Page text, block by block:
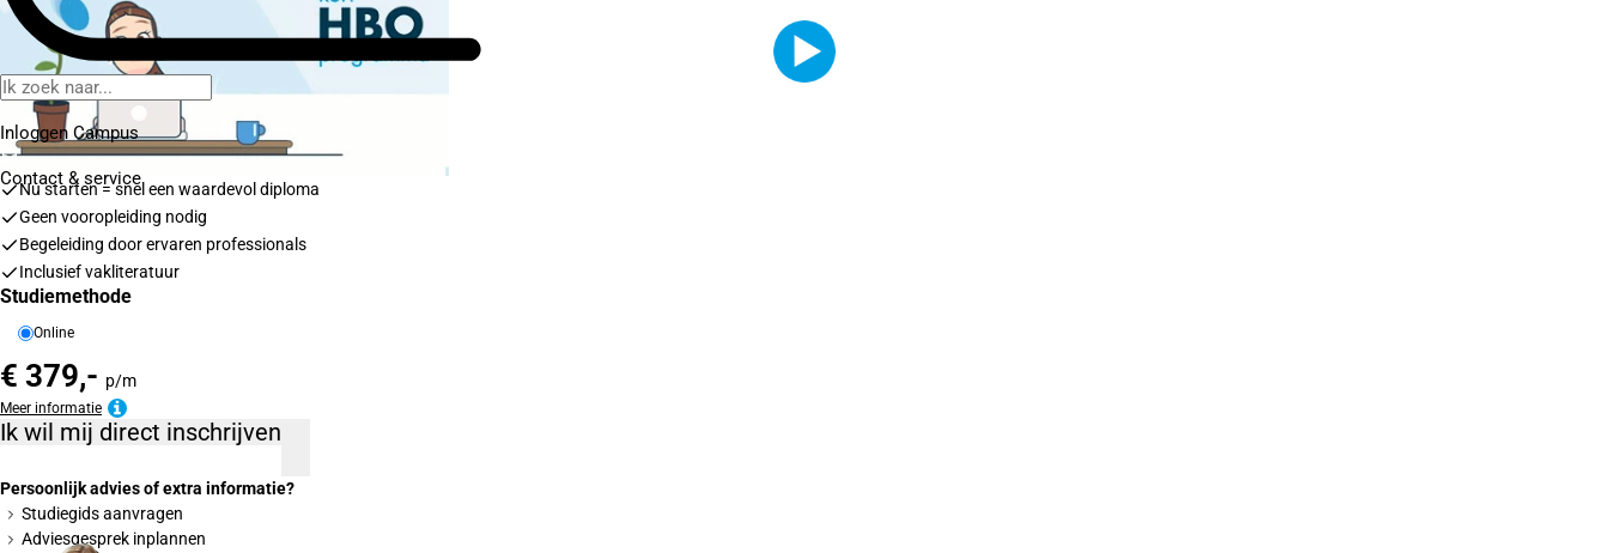
Inloggen Campus
Contact & service
Nu starten = snel een waardevol diploma
Geen vooropleiding nodig
Begeleiding door ervaren professionals
Inclusief vakliteratuur
Studiemethode
Online
€ 379,- p/m
Meer informatie
Ik wil mij direct inschrijven
Persoonlijk advies of extra informatie?
Studiegids aanvragen
Adviesgesprek inplannen